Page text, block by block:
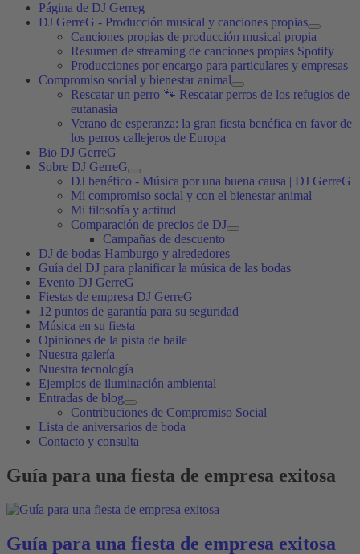
Página de DJ Gerreg
DJ GerreG - Producción musical y canciones propias
Canciones propias de producción musical propia
Resumen de streaming de canciones propias Spotify
Producciones por encargo para particulares y empresas
Compromiso social y bienestar animal
Rescatar un perro 🐾 Rescatar perros de los refugios de
eutanasia
Verano de esperanza: la gran fiesta benéfica en favor de
los perros callejeros de Europa
Bio DJ GerreG
Sobre DJ GerreG
DJ benéfico - Música por una buena causa | DJ GerreG
Mi compromiso social y con el bienestar animal
Mi filosofía y actitud
Comparación de precios de DJ
Campañas de descuento
DJ de bodas Hamburgo y alrededores
Guía del DJ para planificar la música de las bodas
Evento DJ GerreG
Fiestas de empresa DJ GerreG
12 puntos de garantía para su seguridad
Música en su fiesta
Opiniones de la pista de baile
Nuestra galería
Nuestra tecnología
Ejemplos de iluminación ambiental
Entradas de blog
Contribuciones de Compromiso Social
Lista de aniversarios de boda
Contacto y consulta
Guía para una fiesta de empresa exitosa
Guía para una fiesta de empresa exitosa